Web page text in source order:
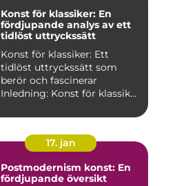
Konst för klassiker: En
fördjupande analys av ett
tidlöst uttryckssätt
Konst för klassiker: Ett
tidlöst uttryckssätt som
berör och fascinerar
Inledning: Konst för klassik...
17. jan
Postmodernism konst: En
fördjupande översikt